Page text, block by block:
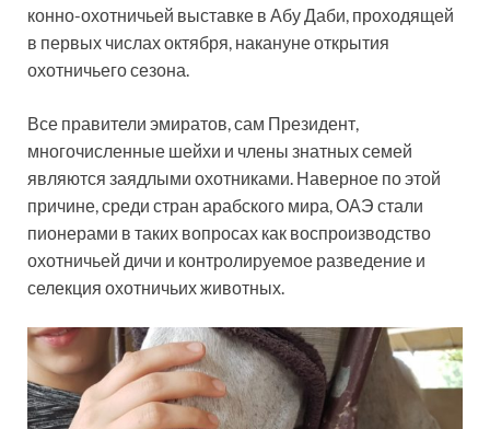
конно-охотничьей выставке в Абу Даби, проходящей
в первых числах октября, накануне открытия
охотничьего сезона.
Все правители эмиратов, сам Президент,
многочисленные шейхи и члены знатных семей
являются заядлыми охотниками. Наверное по этой
причине, среди стран арабского мира, ОАЭ стали
пионерами в таких вопросах как воспроизводство
охотничьей дичи и контролируемое разведение и
селекция охотничьих животных.